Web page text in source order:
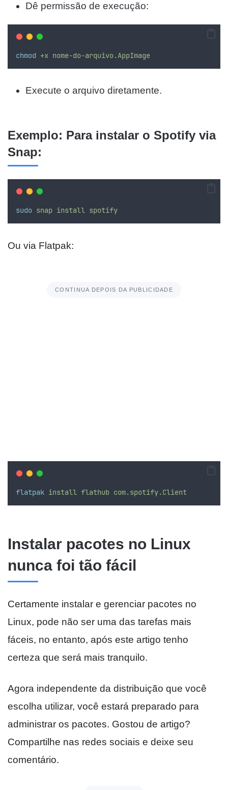
Dê permissão de execução:
chmod +x nome-do-arquivo.AppImage
Execute o arquivo diretamente.
Exemplo: Para instalar o Spotify via
Snap:
sudo snap install spotify
Ou via Flatpak:
CONTINUA DEPOIS DA PUBLICIDADE
flatpak install flathub com.spotify.Client
Instalar pacotes no Linux
nunca foi tão fácil
Certamente instalar e gerenciar pacotes no
Linux, pode não ser uma das tarefas mais
fáceis, no entanto, após este artigo tenho
certeza que será mais tranquilo.
Agora independente da distribuição que você
escolha utilizar, você estará preparado para
administrar os pacotes. Gostou de artigo?
Compartilhe nas redes sociais e deixe seu
comentário.